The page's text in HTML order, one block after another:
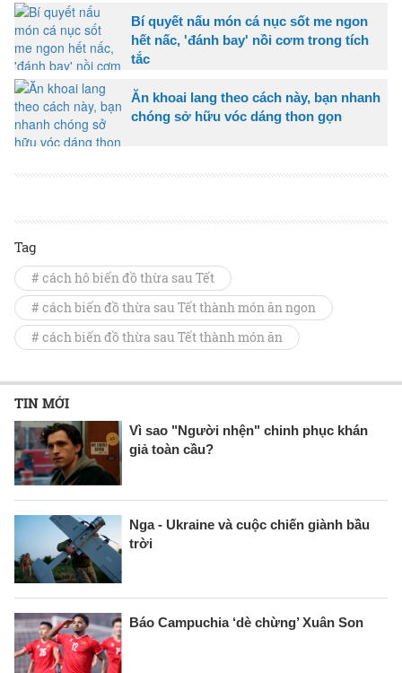
Bí quyết nấu món cá nục sốt me ngon
hết nấc, 'đánh bay' nồi cơm trong tích
tắc
Ăn khoai lang theo cách này, bạn nhanh
chóng sở hữu vóc dáng thon gọn
Tag
# cách hô biến đồ thừa sau Tết
# cách biến đồ thừa sau Tết thành món ăn ngon
# cách biến đồ thừa sau Tết thành món ăn
TIN MỚI
Vì sao "Người nhện" chinh phục khán
giả toàn cầu?
Nga - Ukraine và cuộc chiến giành bầu
trời
Báo Campuchia ‘dè chừng’ Xuân Son